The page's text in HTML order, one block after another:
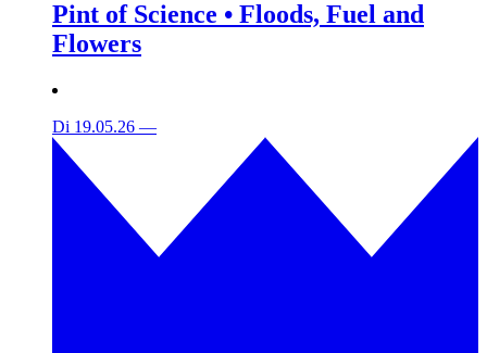
Pint of Science • Floods, Fuel and
Flowers
Di 19.05.26 —